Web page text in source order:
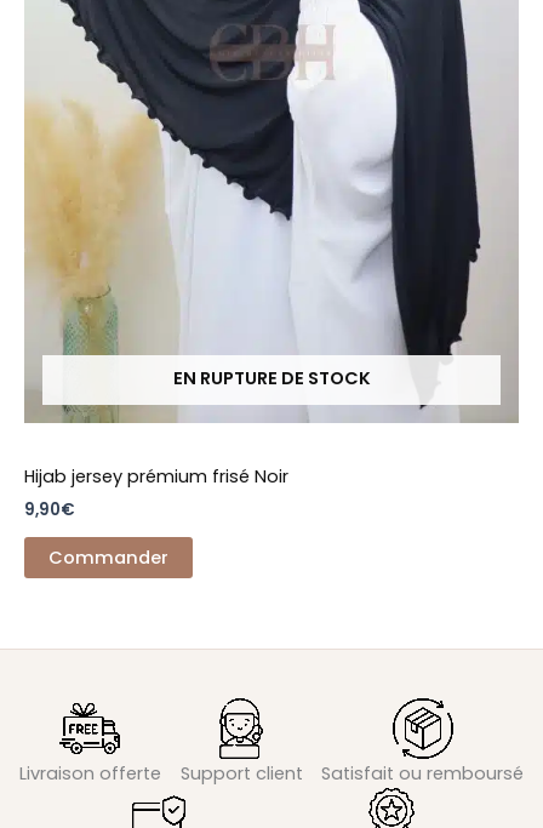
EN RUPTURE DE STOCK
Hijab jersey prémium frisé Noir
9,90€
Commander
Livraison offerte Support client Satisfait ou remboursé